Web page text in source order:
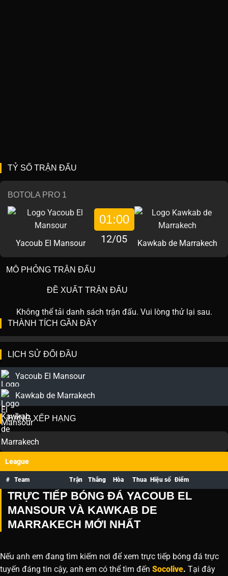
TỶ SỐ TRẬN ĐẤU
BOTOLA PRO 1
Yacoub El Mansour
01:00
12/05 Kawkab de Marrakech
MÔ PHỎNG TRẬN ĐẤU
ĐỀ XUẤT TRẬN ĐẤU
Không thể tải danh sách trận đấu. Vui lòng thử lại sau.
THÀNH TÍCH GẦN ĐÂY
LỊCH SỬ ĐỐI ĐẦU
Yacoub El Mansour
Kawkab de Marrakech
BẢNG XẾP HẠNG
League
# Team Trận Thắng Hòa Thua Hiệu số Điểm
TRỰC TIẾP BÓNG ĐÁ YACOUB EL
MANSOUR VÀ KAWKAB DE
MARRAKECH MỚI NHẤT
Nếu anh em đang tìm kiếm nơi để xem trực tiếp bóng đá trực
tuyến đáng tin cậy, anh em có thể tìm đến Socolive. Tại đây